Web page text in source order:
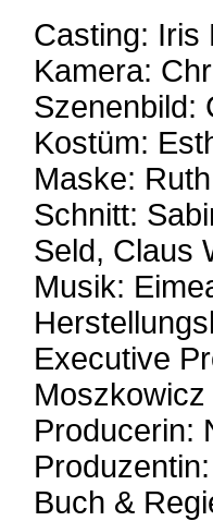
Casting: Iris
Kamera:
Szenenbild:
Kostüm:
Maske:
Schnitt:
Seld, Claus
Musik:
Executive
Moszkowicz
Producerin:
Buch &